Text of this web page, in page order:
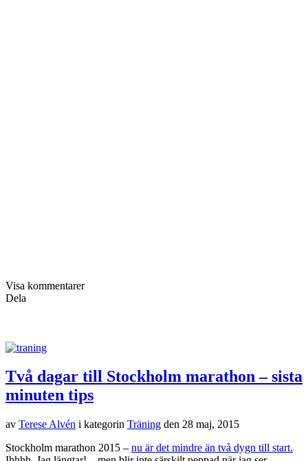
Visa kommentarer
Dela
Två dagar till Stockholm marathon – sista
minuten tips
av Terese Alvén i kategorin Träning den 28 maj, 2015
Stockholm marathon 2015 – nu är det mindre än två dygn till start.